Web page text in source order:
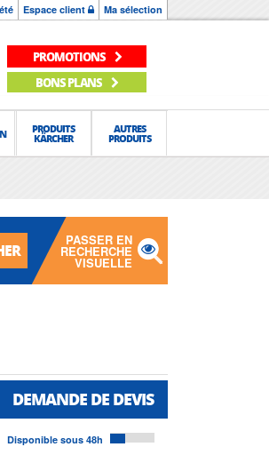
Espace client Ma sélection
PROMOTIONS
BONS PLANS
PRODUITS
KÄRCHER
AUTRES
PRODUITS
PASSER EN
RECHERCHE
VISUELLE
DEMANDE DE DEVIS
Disponible sous 48h